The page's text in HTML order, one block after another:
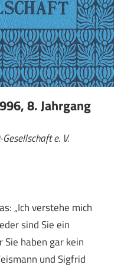
8. Jahrgang
e. V.
„Ich verstehe mich
sind Sie ein
Sie haben gar kein
und Sigfrid